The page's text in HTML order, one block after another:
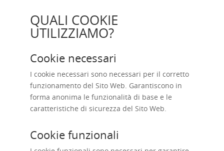
QUALI COOKIE
UTILIZZIAMO?
Cookie necessari
I cookie necessari sono necessari per il corretto
funzionamento del Sito Web. Garantiscono in
forma anonima le funzionalità di base e le
caratteristiche di sicurezza del Sito Web.
Cookie funzionali